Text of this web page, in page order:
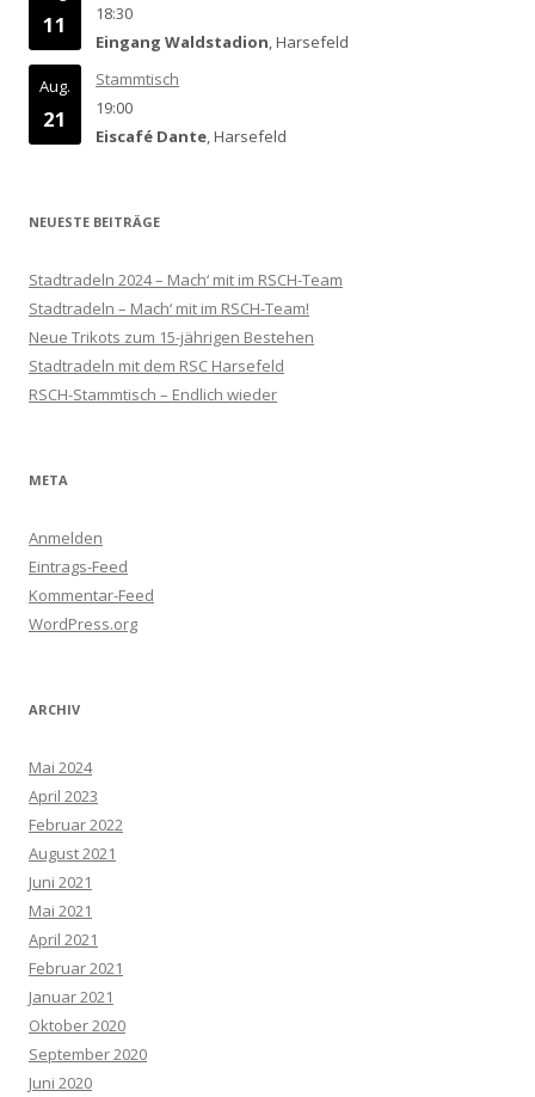
11
18:30
Eingang Waldstadion, Harsefeld
Aug.
21
Stammtisch
19:00
Eiscafé Dante, Harsefeld
NEUESTE BEITRÄGE
Stadtradeln 2024 – Mach‘ mit im RSCH-Team
Stadtradeln – Mach‘ mit im RSCH-Team!
Neue Trikots zum 15-jährigen Bestehen
Stadtradeln mit dem RSC Harsefeld
RSCH-Stammtisch – Endlich wieder
META
Anmelden
Eintrags-Feed
Kommentar-Feed
WordPress.org
ARCHIV
Mai 2024
April 2023
Februar 2022
August 2021
Juni 2021
Mai 2021
April 2021
Februar 2021
Januar 2021
Oktober 2020
September 2020
Juni 2020